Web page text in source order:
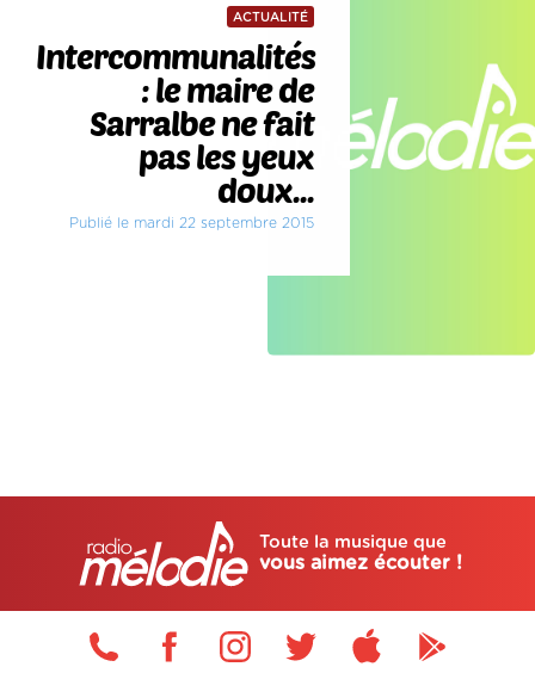
ACTUALITÉ
Intercommunalités
: le maire de
Sarralbe ne fait
pas les yeux
doux...
Publié le mardi 22 septembre 2015
Toute la musique que
vous aimez écouter !